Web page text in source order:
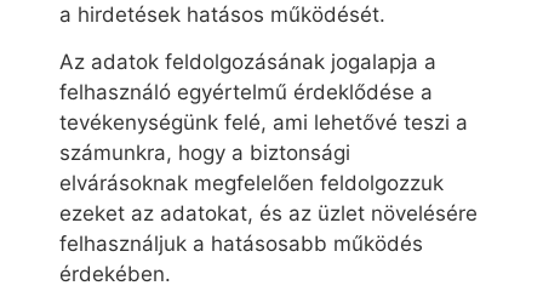
a hirdetések hatásos működését.
Az adatok feldolgozásának jogalapja a
felhasználó egyértelmű érdeklődése a
tevékenységünk felé, ami lehetővé teszi a
számunkra, hogy a biztonsági
elvárásoknak megfelelően feldolgozzuk
ezeket az adatokat, és az üzlet növelésére
felhasználjuk a hatásosabb működés
érdekében.